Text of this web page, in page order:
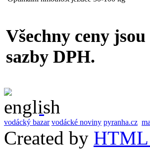
Všechny ceny
sazby DPH.
vodácký bazar vodácké noviny pyranha.cz
Created by HTML